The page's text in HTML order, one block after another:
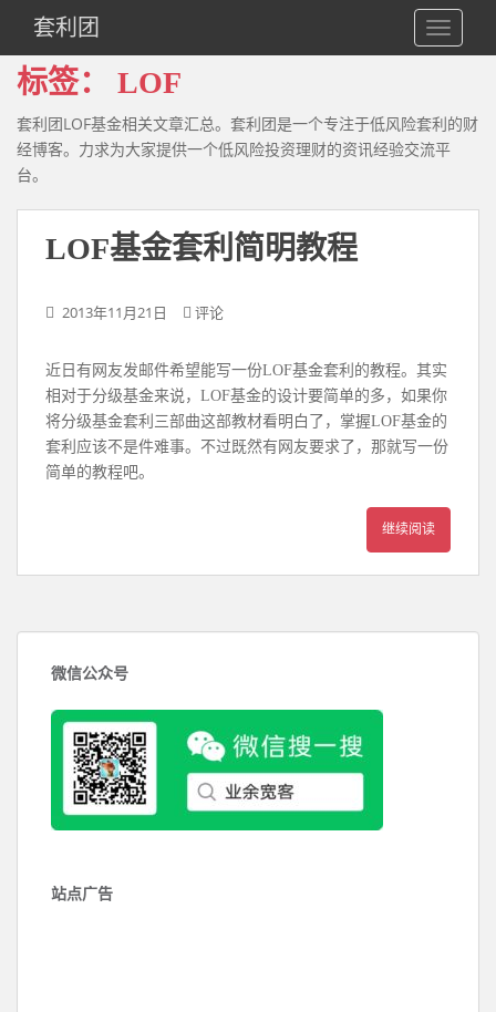
i
套利团
标签： LOF
套利团LOF基金相关文章汇总。套利团是一个专注于低风险套利的财
经博客。力求为大家提供一个低风险投资理财的资讯经验交流平
台。
LOF基金套利简明教程
2013年11月21日 评论
近日有网友发邮件希望能写一份LOF基金套利的教程。其实
相对于分级基金来说，LOF基金的设计要简单的多，如果你
将分级基金套利三部曲这部教材看明白了，掌握LOF基金的
套利应该不是件难事。不过既然有网友要求了，那就写一份
简单的教程吧。
继续阅读
微信公众号
站点广告